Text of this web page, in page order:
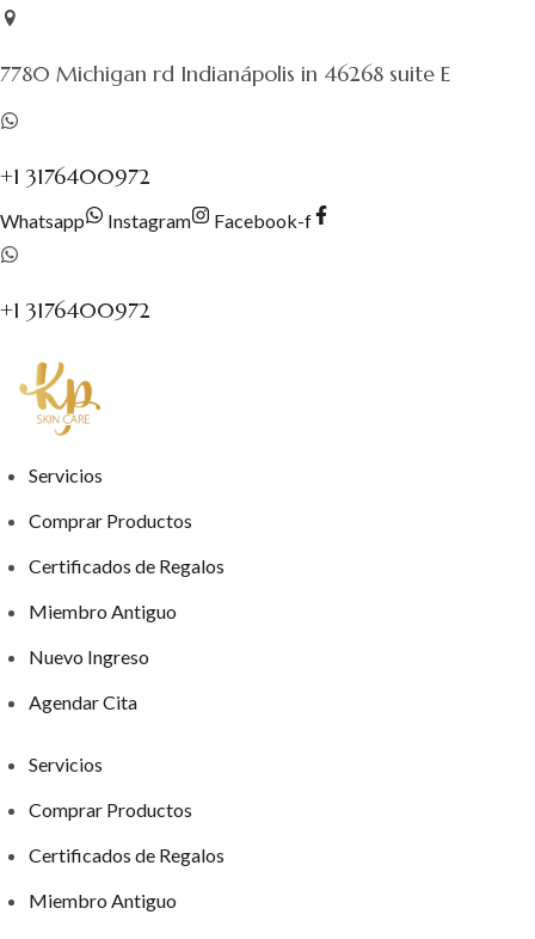
Saltar
contenido
7780 Michigan rd Indianápolis in 46268 suite E
+1 3176400972
Whatsapp Instagram Facebook-f
+1 3176400972
Servicios
Comprar Productos
Certificados de Regalos
Miembro Antiguo
Nuevo Ingreso
Agendar Cita
Servicios
Comprar Productos
Certificados de Regalos
Miembro Antiguo